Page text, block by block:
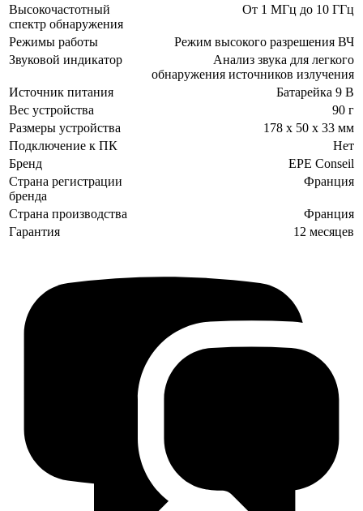
Высокочастотный
спектр обнаружения
От 1 МГц до 10 ГГц
Режимы работы
Режим высокого разрешения ВЧ
Звуковой индикатор
Анализ звука для легкого
обнаружения источников излучения
Источник питания
Батарейка 9 В
Вес устройства
90 г
Размеры устройства
178 х 50 х 33 мм
Подключение к ПК
Нет
Бренд
EPE Conseil
Страна регистрации
бренда
Франция
Страна производства
Франция
Гарантия
12 месяцев